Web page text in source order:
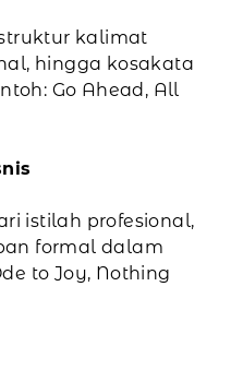
kalimat
hingga kosakata
Go Ahead, All
istilah profesional,
formal dalam
to Joy, Nothing